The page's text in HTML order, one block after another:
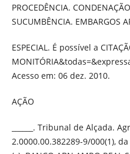
PROCEDÊNCIA.
SUCUMBÊNCIA. EMBARGOS
ESPECIAL. É possível a
Acesso em: 06 dez. 2010.
AÇÃO
______. Tribunal de Alçada.
2.0000.00.382289-9/000(1),